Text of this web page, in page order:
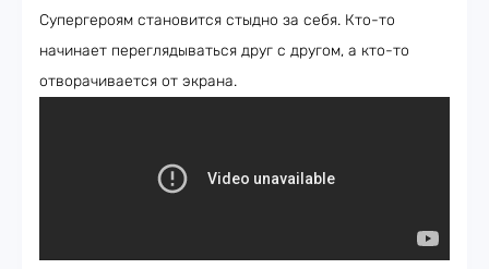
Супергероям становится стыдно за себя. Кто-то
начинает переглядываться друг с другом, а кто-то
отворачивается от экрана.